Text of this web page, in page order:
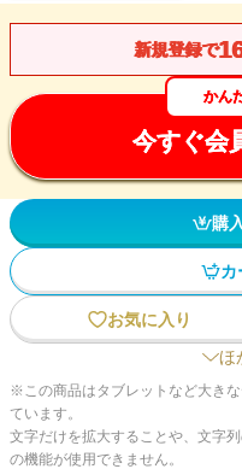
新規登録で
かん
今すぐ会
購
カ
お気に入り
ほ
※この商品はタブレットなど大き
ています。
文字だけを拡大することや、文字
の機能が使用できません。